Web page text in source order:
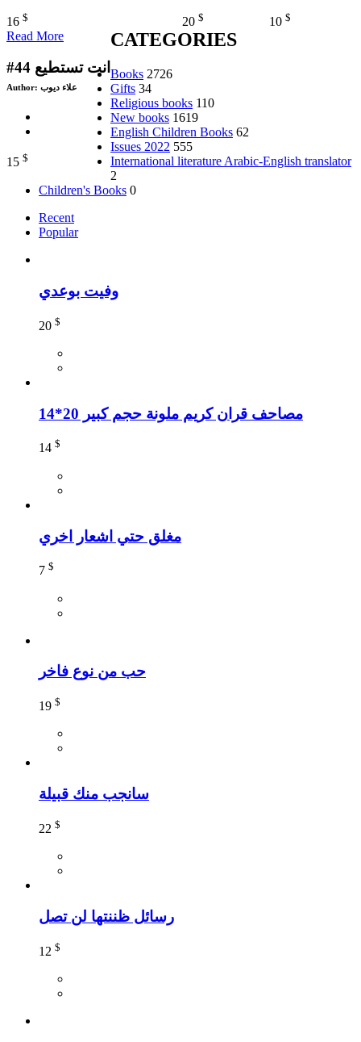
16 $ 20 $ 10 $
Read More
#44 انت تستطيع
Author: علاء ديوب
15 $
CATEGORIES
Books 2726
Gifts 34
Religious books 110
New books 1619
English Children Books 62
Issues 2022 555
International literature Arabic-English translator
2
Children's Books 0
Recent
Popular
وفيت بوعدي
20 $
مصاحف قران كريم ملونة حجم كبير 20*14
14 $
مغلق حتي اشعار اخري
7 $
حب من نوع فاخر
19 $
سانجب منك قبيلة
22 $
رسائل ظننتها لن تصل
12 $